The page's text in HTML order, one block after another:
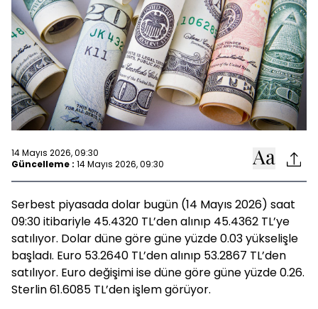
14 Mayıs 2026, 09:30
Güncelleme : 14 Mayıs 2026, 09:30
Serbest piyasada dolar bugün (14 Mayıs 2026) saat
09:30 itibariyle 45.4320 TL’den alınıp 45.4362 TL’ye
satılıyor. Dolar düne göre güne yüzde 0.03 yükselişle
başladı. Euro 53.2640 TL’den alınıp 53.2867 TL’den
satılıyor. Euro değişimi ise düne göre güne yüzde 0.26.
Sterlin 61.6085 TL’den işlem görüyor.